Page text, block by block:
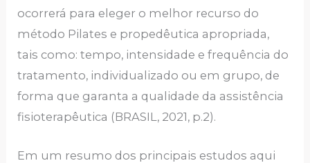
ocorrerá para eleger o melhor recurso do
método Pilates e propedêutica apropriada,
tais como: tempo, intensidade e frequência do
tratamento, individualizado ou em grupo, de
forma que garanta a qualidade da assistência
fisioterapêutica (BRASIL, 2021, p.2).
Em um resumo dos principais estudos aqui